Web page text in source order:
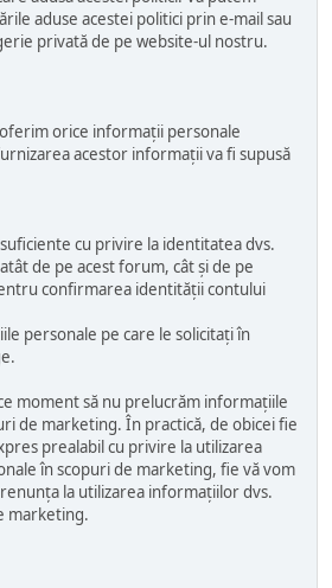
aduse acestei politici prin e-mail sau
privată de pe website-ul nostru.
orice informații personale
acestor informații va fi supusă
cu privire la identitatea dvs.
de pe acest forum, cât și de pe
confirmarea identității contului
personale pe care le solicitați în
moment să nu prelucrăm informațiile
de marketing. În practică, de obicei fie
prealabil cu privire la utilizarea
în scopuri de marketing, fie vă vom
la utilizarea informațiilor dvs.
marketing.